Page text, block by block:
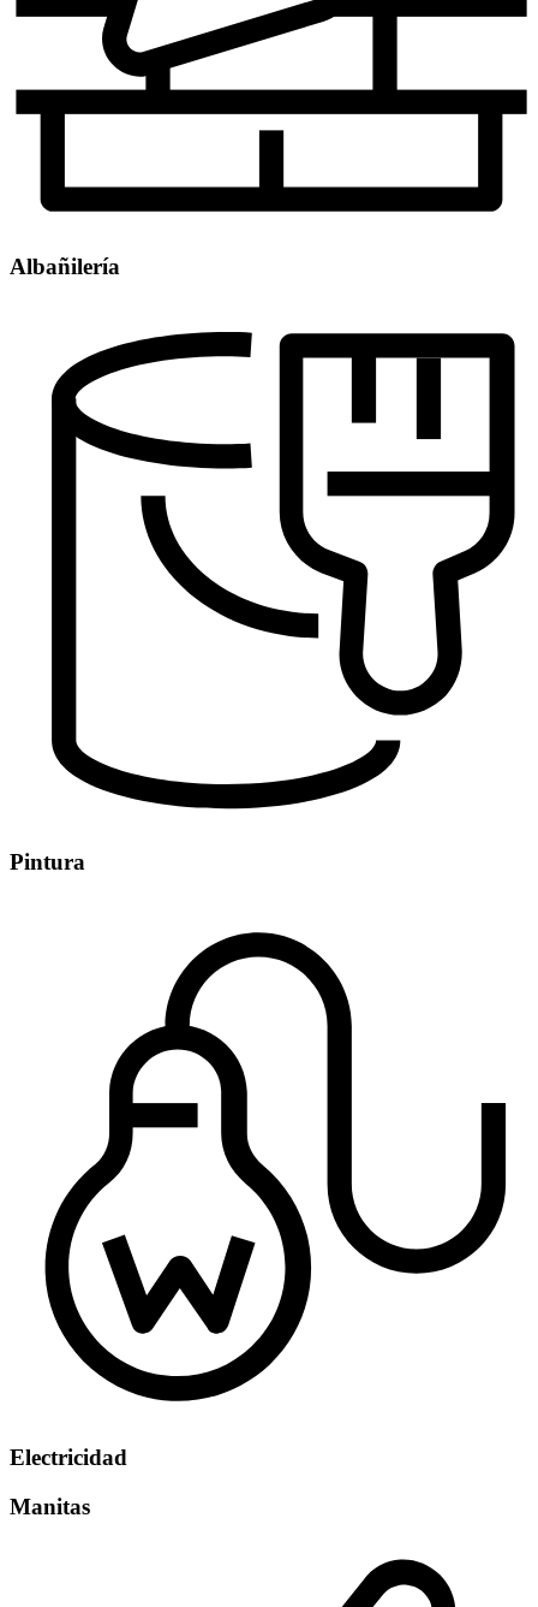
Albañilería
Pintura
Electricidad
Manitas